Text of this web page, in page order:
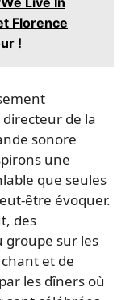
Florence
!
de la
sonore
une
que seules
être évoquer.
des
groupe sur les
et de
les dîners où